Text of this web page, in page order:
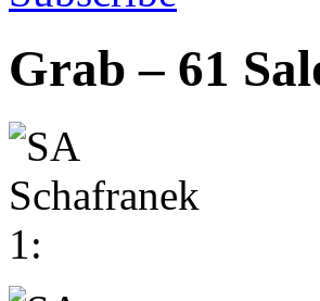
Grab – 61